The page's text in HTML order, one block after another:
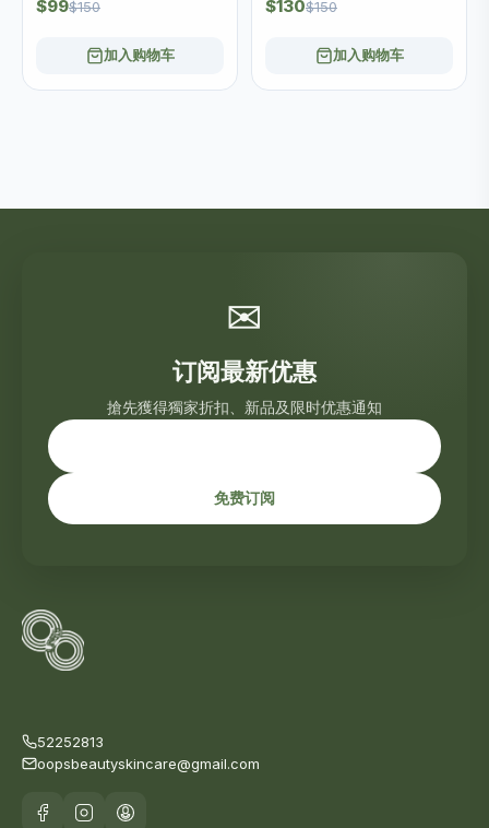
$99$150
加入购物车
$130$150
加入购物车
✉
订阅最新优惠
搶先獲得獨家折扣、新品及限时优惠通知
免费订阅
52252813
oopsbeautyskincare@gmail.com